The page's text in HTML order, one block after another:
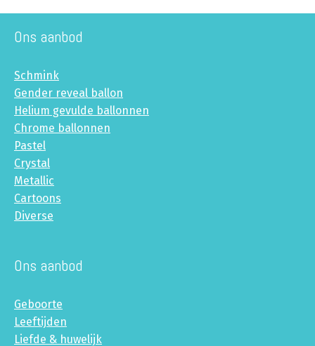
Ons aanbod
Schmink
Gender reveal ballon
Helium gevulde ballonnen
Chrome ballonnen
Pastel
Crystal
Metallic
Cartoons
Diverse
Ons aanbod
Geboorte
Leeftijden
Liefde & huwelijk